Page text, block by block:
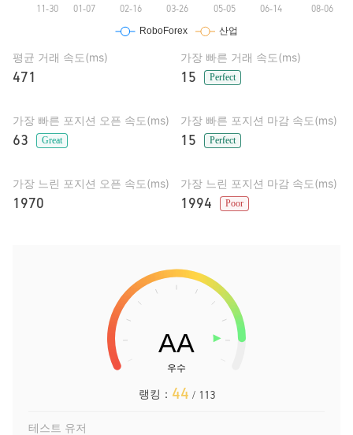
평균 거래 속도(ms)
471
가장 빠른 거래 속도(ms)
15 Perfect
가장 빠른 포지션 오픈 속도(ms)
63 Great
가장 빠른 포지션 마감 속도(ms)
15 Perfect
가장 느린 포지션 오픈 속도(ms)
1970
가장 느린 포지션 마감 속도(ms)
1994 Poor
랭킹： 44 / 113
테스트 유저